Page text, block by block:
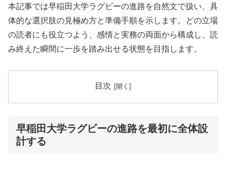
本記事では早稲田大学ラグビーの進路を自然文で扱い、具
体的な選択肢の見極め方と準備手順を示します。どの立場
の読者にも役立つよう、感情と実務の両面から構成し、読
み終えた瞬間に一歩を踏み出せる状態を目指します。
目次
早稲田大学ラグビーの進路を最初に全体設
計する